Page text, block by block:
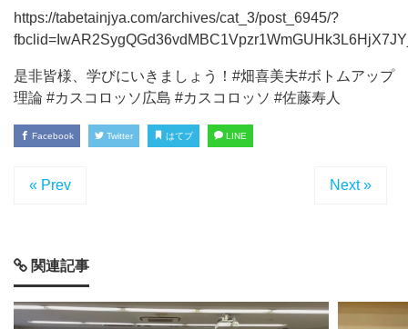
https://tabetainjya.com/archives/cat_3/post_6945/?
是非皆様、学びにいきましょう！#畑喜美夫#ボトムアップ
理論 #カスコロッソ広島 #カスコロッソ #佐藤寿人
Facebook Twitter はてブ LINE
« Prev Next »
関連記事